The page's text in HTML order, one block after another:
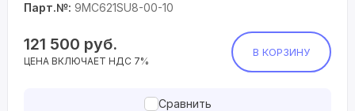
Парт.№: 9MC621SU8-00-10
121 500 руб.
ЦЕНА ВКЛЮЧАЕТ НДС 7%
В КОРЗИНУ
Сравнить